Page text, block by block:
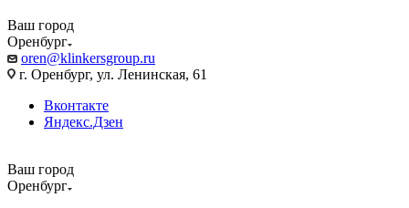
Ваш город
Оренбург
oren@klinkersgroup.ru
г. Оренбург, ул. Ленинская, 61
Вконтакте
Яндекс.Дзен
Ваш город
Оренбург